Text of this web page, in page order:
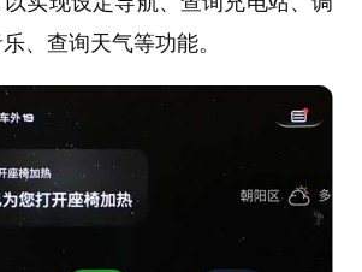
、查询天气等功能。